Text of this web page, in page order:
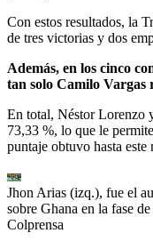
Con estos resultados, la
de tres victorias y dos
Además, en los cinco
tan solo Camilo Vargas
En total, Néstor Lorenzo
73,33 %, lo que le
puntaje obtuvo hasta
Jhon Arias (izq.), fue el
sobre Ghana en la fase
Colprensa